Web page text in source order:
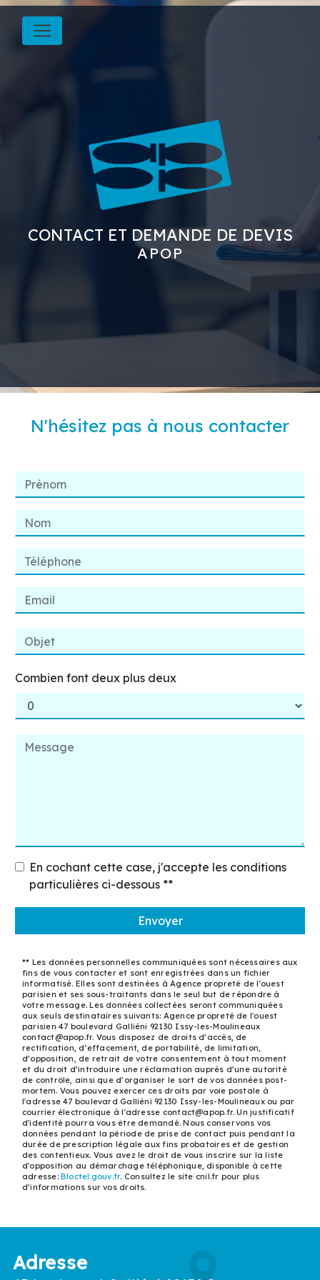
CONTACT ET DEMANDE DE DEVIS
APOP
N'hésitez pas à nous contacter
Combien font deux plus deux
En cochant cette case, j'accepte les conditions
particulières ci-dessous **
Envoyer
** Les données personnelles communiquées sont nécessaires aux
fins de vous contacter et sont enregistrées dans un fichier
informatisé. Elles sont destinées à Agence propreté de l'ouest
parisien et ses sous-traitants dans le seul but de répondre à
votre message. Les données collectées seront communiquées
aux seuls destinataires suivants: Agence propreté de l'ouest
parisien 47 boulevard Galliéni 92130 Issy-les-Moulineaux
contact@apop.fr. Vous disposez de droits d’accès, de
rectification, d’effacement, de portabilité, de limitation,
d’opposition, de retrait de votre consentement à tout moment
et du droit d’introduire une réclamation auprès d’une autorité
de contrôle, ainsi que d’organiser le sort de vos données post-
mortem. Vous pouvez exercer ces droits par voie postale à
l'adresse 47 boulevard Galliéni 92130 Issy-les-Moulineaux ou par
courrier électronique à l'adresse contact@apop.fr. Un justificatif
d'identité pourra vous être demandé. Nous conservons vos
données pendant la période de prise de contact puis pendant la
durée de prescription légale aux fins probatoires et de gestion
des contentieux. Vous avez le droit de vous inscrire sur la liste
d'opposition au démarchage téléphonique, disponible à cette
adresse:Bloctel.gouv.fr. Consultez le site cnil.fr pour plus
d’informations sur vos droits.
Adresse
Panneau de gestion des cookies